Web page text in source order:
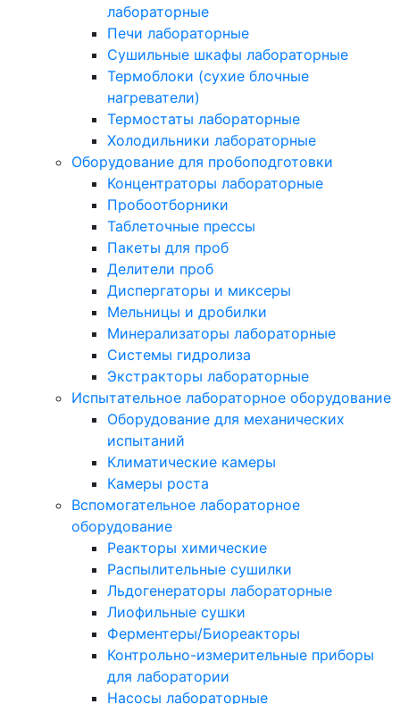
лабораторные
Печи лабораторные
Сушильные шкафы лабораторные
Термоблоки (сухие блочные
нагреватели)
Термостаты лабораторные
Холодильники лабораторные
Оборудование для пробоподготовки
Концентраторы лабораторные
Пробоотборники
Таблеточные прессы
Пакеты для проб
Делители проб
Диспергаторы и миксеры
Мельницы и дробилки
Минерализаторы лабораторные
Системы гидролиза
Экстракторы лабораторные
Испытательное лабораторное оборудование
Оборудование для механических
испытаний
Климатические камеры
Камеры роста
Вспомогательное лабораторное
оборудование
Реакторы химические
Распылительные сушилки
Льдогенераторы лабораторные
Лиофильные сушки
Ферментеры/Биореакторы
Контрольно-измерительные приборы
для лаборатории
Насосы лабораторные